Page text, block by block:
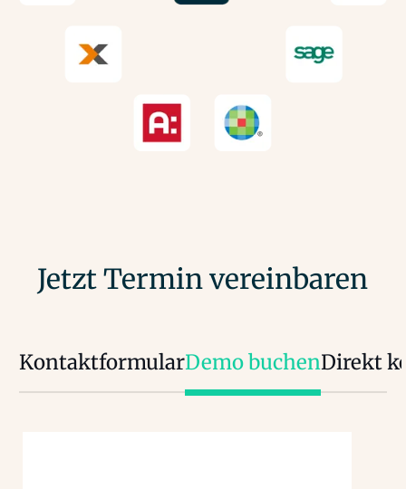
Jetzt Termin vereinbaren
KontaktformularDemo buchenDirekt